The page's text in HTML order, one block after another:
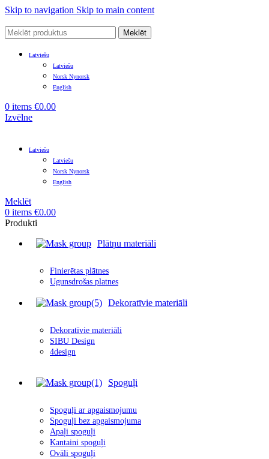
Skip to navigation Skip to main content
Meklēt
Latviešu
Latviešu
Norsk Nynorsk
English
0 items €0.00
Izvēlne
Latviešu
Latviešu
Norsk Nynorsk
English
Meklēt
0 items €0.00
Produkti
Plātņu materiāli
Finierētas plātnes
Ugunsdrošas platnes
Dekoratīvie materiāli
Dekoratīvie materiāli
SIBU Design
4design
Spoguļi
Spoguļi ar apgaismojumu
Spoguļi bez apgaismojuma
Apaļi spoguļi
Kantaini spoguļi
Ovāli spoguļi